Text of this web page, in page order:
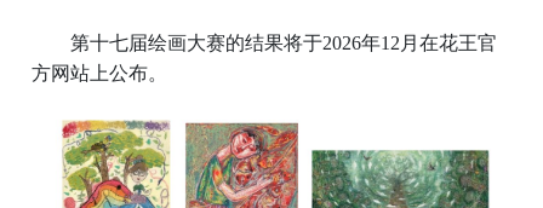
第十七届绘画大赛的结果将于2026年12月在花王官
方网站上公布。